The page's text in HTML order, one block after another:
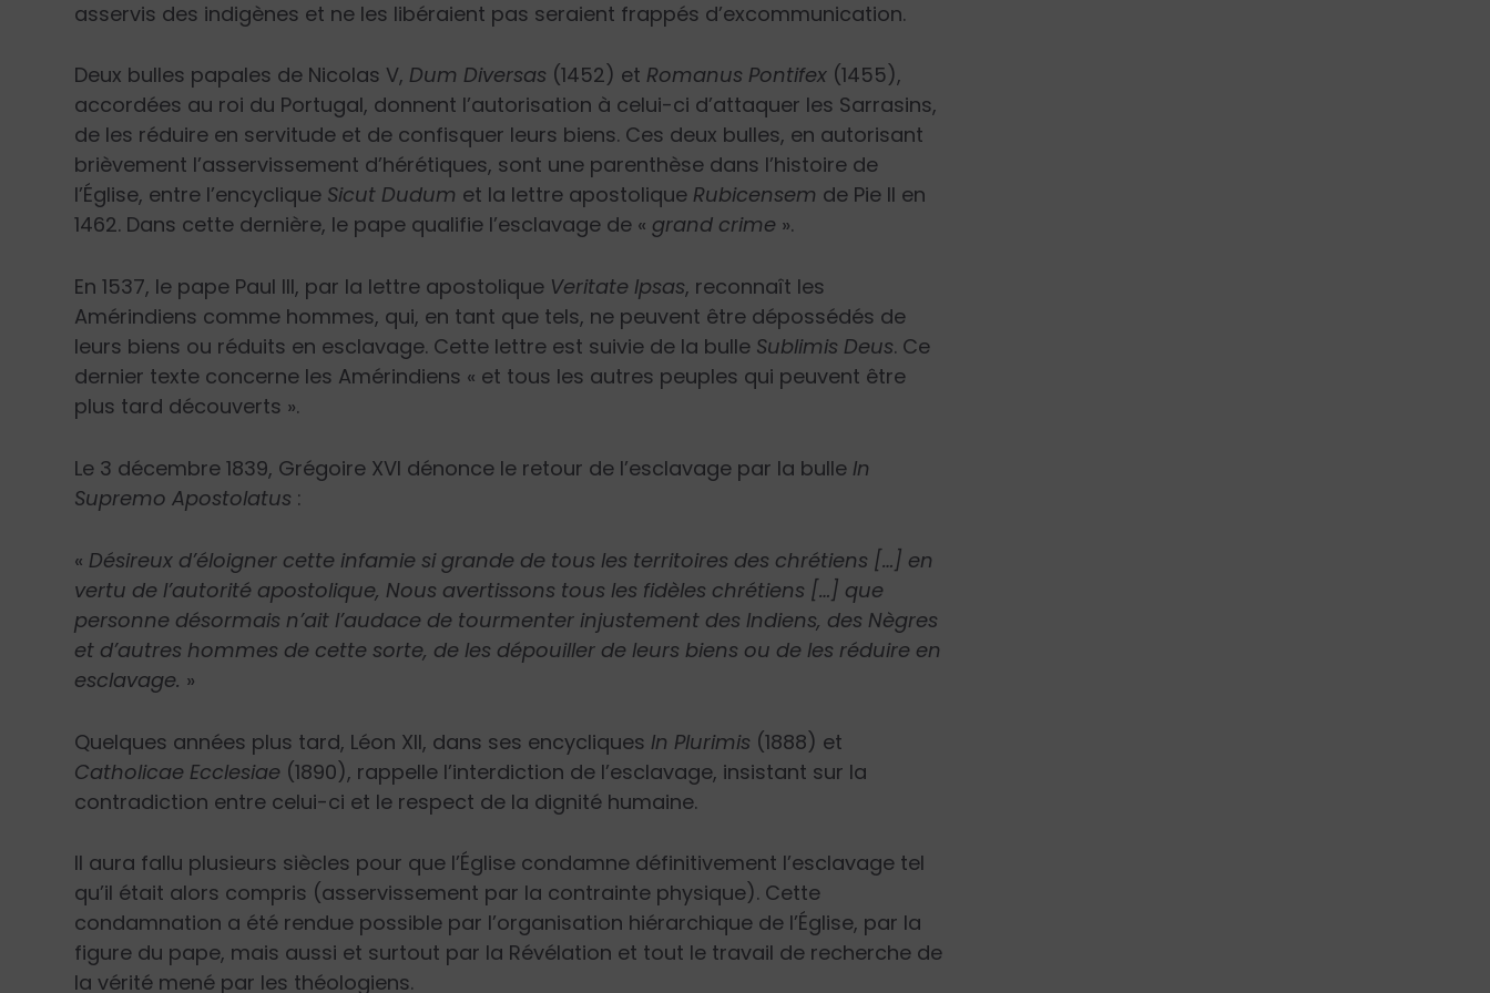
asservis des indigènes et ne les libéraient pas seraient frappés d’excommunication.
Deux bulles papales de Nicolas V, Dum Diversas (1452) et Romanus Pontifex (1455),
accordées au roi du Portugal, donnent l’autorisation à celui-ci d’attaquer les Sarrasins,
de les réduire en servitude et de confisquer leurs biens. Ces deux bulles, en autorisant
brièvement l’asservissement d’hérétiques, sont une parenthèse dans l’histoire de
l’Église, entre l’encyclique Sicut Dudum et la lettre apostolique Rubicensem de Pie II en
1462. Dans cette dernière, le pape qualifie l’esclavage de « grand crime ».
En 1537, le pape Paul III, par la lettre apostolique Veritate Ipsas, reconnaît les
Amérindiens comme hommes, qui, en tant que tels, ne peuvent être dépossédés de
leurs biens ou réduits en esclavage. Cette lettre est suivie de la bulle Sublimis Deus. Ce
dernier texte concerne les Amérindiens « et tous les autres peuples qui peuvent être
plus tard découverts ».
Le 3 décembre 1839, Grégoire XVI dénonce le retour de l’esclavage par la bulle In
Supremo Apostolatus :
« Désireux d’éloigner cette infamie si grande de tous les territoires des chrétiens […] en
vertu de l’autorité apostolique, Nous avertissons tous les fidèles chrétiens […] que
personne désormais n’ait l’audace de tourmenter injustement des Indiens, des Nègres
et d’autres hommes de cette sorte, de les dépouiller de leurs biens ou de les réduire en
esclavage. »
Quelques années plus tard, Léon XII, dans ses encycliques In Plurimis (1888) et
Catholicae Ecclesiae (1890), rappelle l’interdiction de l’esclavage, insistant sur la
contradiction entre celui-ci et le respect de la dignité humaine.
Il aura fallu plusieurs siècles pour que l’Église condamne définitivement l’esclavage tel
qu’il était alors compris (asservissement par la contrainte physique). Cette
condamnation a été rendue possible par l’organisation hiérarchique de l’Église, par la
figure du pape, mais aussi et surtout par la Révélation et tout le travail de recherche de
la vérité mené par les théologiens.